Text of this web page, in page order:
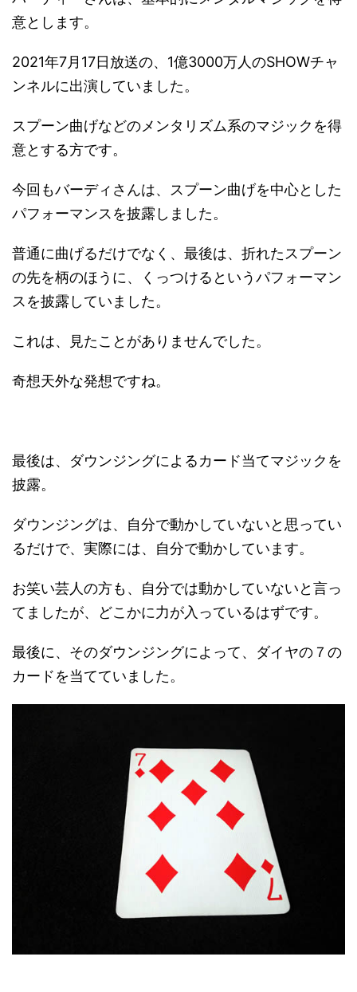
意とします。
2021年7月17日放送の、1億3000万人のSHOWチャ
ンネルに出演していました。
スプーン曲げなどのメンタリズム系のマジックを得
意とする方です。
今回もバーディさんは、スプーン曲げを中心とした
パフォーマンスを披露しました。
普通に曲げるだけでなく、最後は、折れたスプーン
の先を柄のほうに、くっつけるというパフォーマン
スを披露していました。
これは、見たことがありませんでした。
奇想天外な発想ですね。
最後は、ダウンジングによるカード当てマジックを
披露。
ダウンジングは、自分で動かしていないと思ってい
るだけで、実際には、自分で動かしています。
お笑い芸人の方も、自分では動かしていないと言っ
てましたが、どこかに力が入っているはずです。
最後に、そのダウンジングによって、ダイヤの７の
カードを当てていました。